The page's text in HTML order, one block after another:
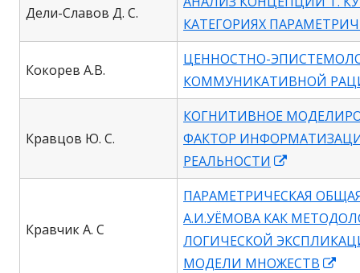
a
new
window
Дели-Славов Д. С.
КАТЕГОРИЯХ
Кокорев А.В.
ЦЕННОСТНО-
КОММУНИКАТИВНОЙ
Кравцов Ю. С.
КОГНИТИВНОЕ
ФАКТОР
РЕАЛЬНОСТИ
in
a
new
window
Кравчик А. С
ПАРАМЕТРИЧЕСКАЯ
А.И.УЁМОВА КАК
ЛОГИЧЕСКОЙ
МОДЕЛИ МНОЖЕСТВ